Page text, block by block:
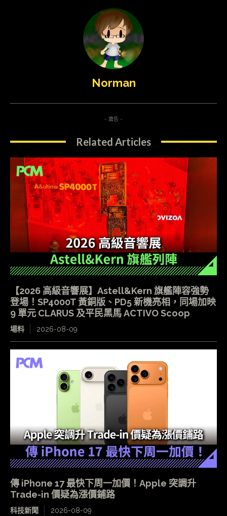
Norman
- 廣告 -
Related Articles
【2026 高級音響展】Astell&Kern 旗艦陣容強勢
登場！SP4000T 黃銅版、PD5 新機亮相，同場加映
9 單元 CLARUS 及平民黑馬 ACTIVO Scoop
場料 2026-08-09
傳 iPhone 17 最快下周一加價！Apple 突調升
Trade-in 價疑為漲價鋪路
科技新聞 2026-08-09